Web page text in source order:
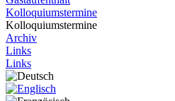
Kolloquiumstermine
Kolloquiumstermine
Archiv
Links
Links